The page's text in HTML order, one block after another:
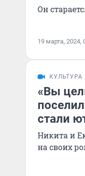
Он
19 марта, 2024,
КУЛЬТУРА
«Вы
стали
Никита и
на своих